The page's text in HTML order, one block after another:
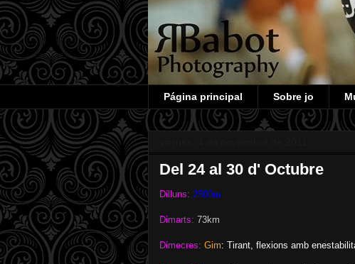
Página principal Sobre jo
Del 24 al 30 d' Octubre
Dilluns: 2500m
Dimarts: 73km
Dimecres: Gim: Tirant, flexions amb